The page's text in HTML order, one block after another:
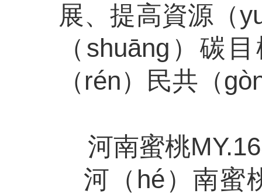
展、提高資源（
（shuāng）碳
（rén）民共（
河南蜜桃
河（hé）南蜜